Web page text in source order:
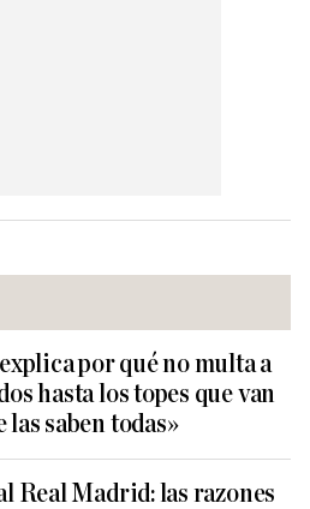
por qué no multa a
hasta los topes que van
las saben todas»
Real Madrid: las razones